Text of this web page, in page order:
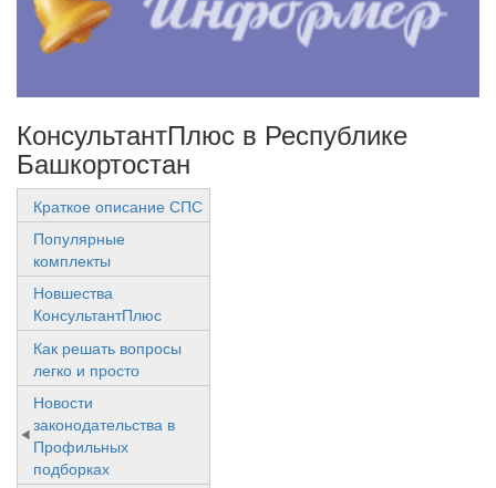
КонсультантПлюс в Республике
Башкортостан
Краткое описание СПС
Популярные
комплекты
Новшества
КонсультантПлюс
Как решать вопросы
легко и просто
Новости
законодательства в
Профильных
подборках